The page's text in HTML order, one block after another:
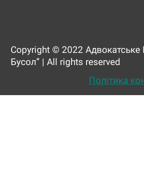
Copyright © 2022
Бусол” | All rights reserved
Політика